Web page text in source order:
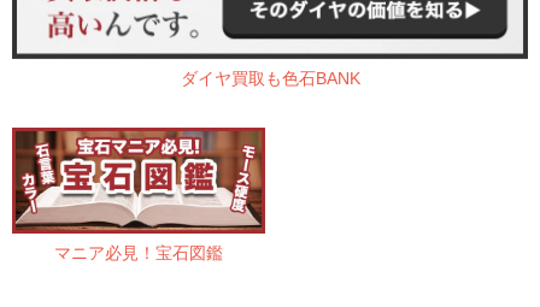
ダイヤ買取も色石BANK
マニア必見！宝石図鑑